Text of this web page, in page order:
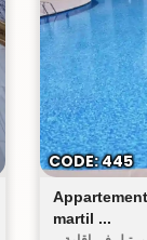
أحريق
martil ...
CODE: 445